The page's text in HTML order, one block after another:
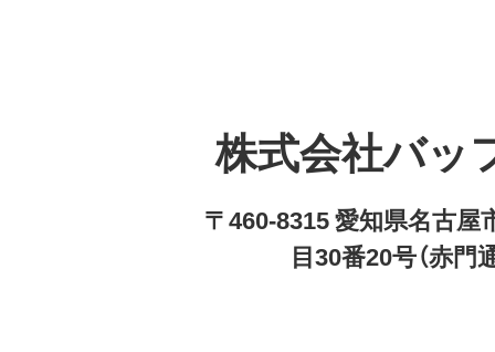
株式会社バッ
〒460-8315 愛知県名古屋
目30番20号（赤門